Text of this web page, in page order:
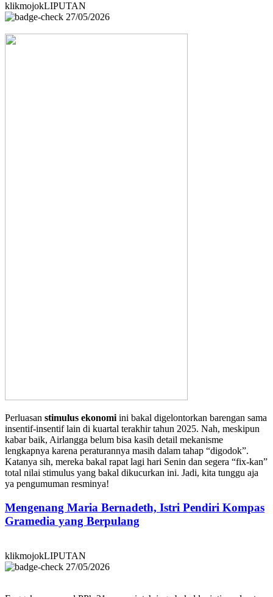
klikmojokLIPUTAN
27/05/2026
Perluasan stimulus ekonomi ini bakal digelontorkan barengan sama
insentif-insentif lain di kuartal terakhir tahun 2025. Nah, meskipun
kabar baik, Airlangga belum bisa kasih detail mekanisme
lengkapnya karena peraturannya masih dalam tahap “digodok”.
Katanya sih, mereka bakal rapat lagi hari Senin dan segera “fix-kan”
total nilai stimulus yang bakal dikucurkan ini. Jadi, kita tunggu aja
ya pengumuman resminya!
Mengenang Maria Bernadeth, Istri Pendiri Kompas
Gramedia yang Berpulang
klikmojokLIPUTAN
27/05/2026